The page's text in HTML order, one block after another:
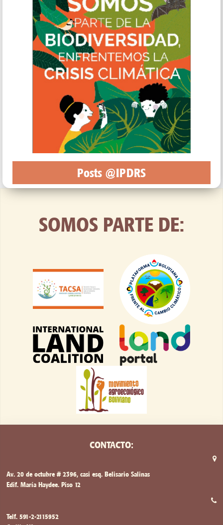
Posts @IPDRS
SOMOS PARTE DE:
CONTACTO:
Av. 20 de octubre # 2396, casi esq. Belisario Salinas
Edif. María Haydee. Piso 12
Telf. 591-2-2115952